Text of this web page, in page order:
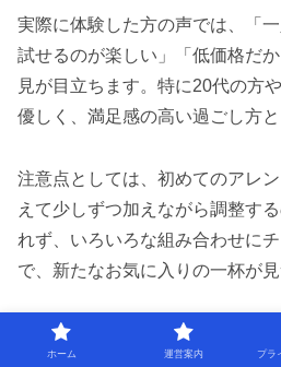
実際に体験した方の声では、「
試せるのが楽しい」「低価格だ
見が目立ちます。特に20代の方
優しく、満足感の高い過ごし方と
注意点としては、初めてのアレ
えて少しずつ加えながら調整す
れず、いろいろな組み合わせに
で、新たなお気に入りの一杯が
料理とのベストマッチを
ホーム 運営案内 プラ